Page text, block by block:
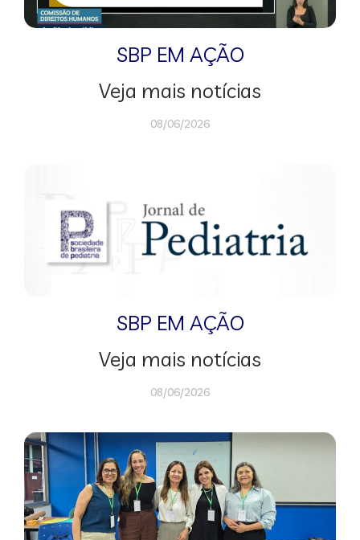
SBP EM AÇÃO
Veja mais notícias
08/06/2026
SBP EM AÇÃO
Veja mais notícias
08/06/2026